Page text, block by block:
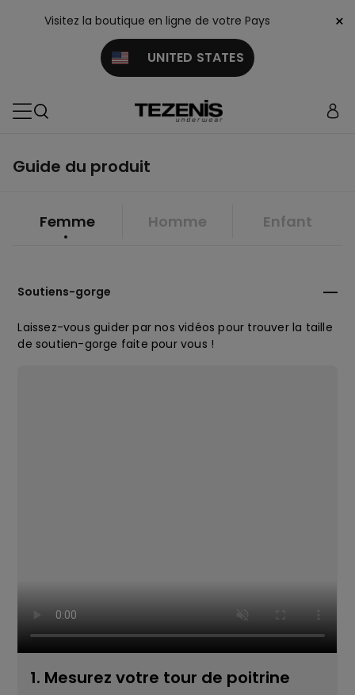
Visitez la boutique en ligne de votre Pays
UNITED STATES
×
Guide du produit
Femme Homme Enfant
Soutiens-gorge
Laissez-vous guider par nos vidéos pour trouver la taille
de soutien-gorge faite pour vous !
1. Mesurez votre tour de poitrine